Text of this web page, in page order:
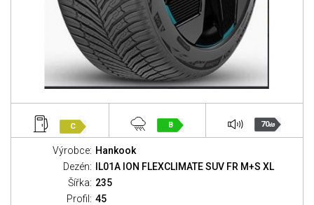
C B 70dB
Výrobce: Hankook
Dezén:
IL01A ION FLEXCLIMATE SUV FR M+S XL
Šířka: 235
Profil: 45